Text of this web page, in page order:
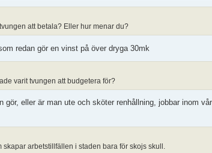
att betala? Eller hur menar du?
redan gör en vinst på över dryga 30mk
varit tvungen att budgetera för?
eller är man ute och sköter renhållning, jobbar inom
arbetstillfällen i staden bara för skojs skull.